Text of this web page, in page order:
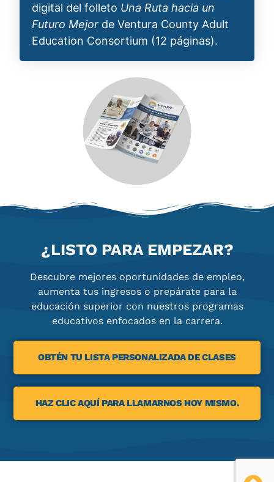
digital del folleto Una Ruta hacia un
Futuro Mejor de Ventura County Adult
Education Consortium (12 páginas).
¿LISTO PARA EMPEZAR?
Descubre mejores oportunidades de empleo,
aumenta tus ingresos o prepárate para la
educación superior con nuestros programas
educativos enfocados en la carrera.
OBTÉN TU LISTA PERSONALIZADA DE CLASES
HAZ CLIC AQUÍ PARA LLAMARNOS HOY MISMO.